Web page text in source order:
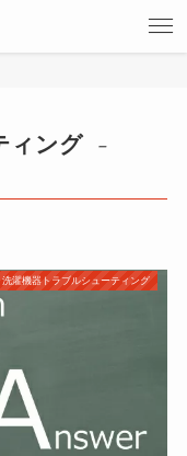
ィング
–
洗濯機器トラブルシューティング